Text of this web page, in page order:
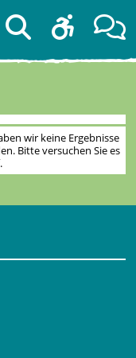
wir keine Ergebnisse
Bitte versuchen Sie es